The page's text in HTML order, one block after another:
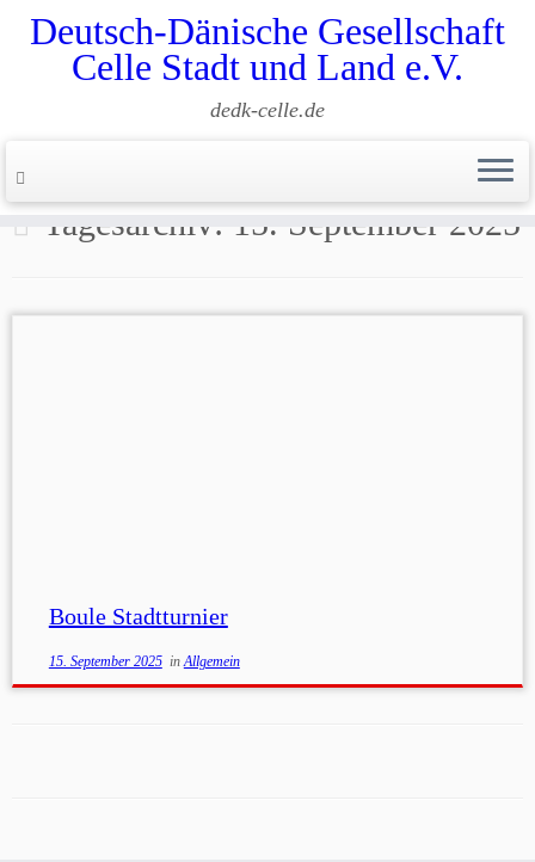
springen
Deutsch-Dänische Gesellschaft
Celle Stadt und Land e.V.
dedk-celle.de
Tagesarchiv: 15. September 2025
Boule Stadtturnier
15. September 2025inAllgemein